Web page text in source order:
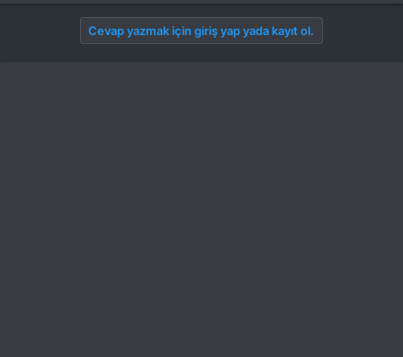
p
Cevap yazmak için giriş yap yada kayıt ol.